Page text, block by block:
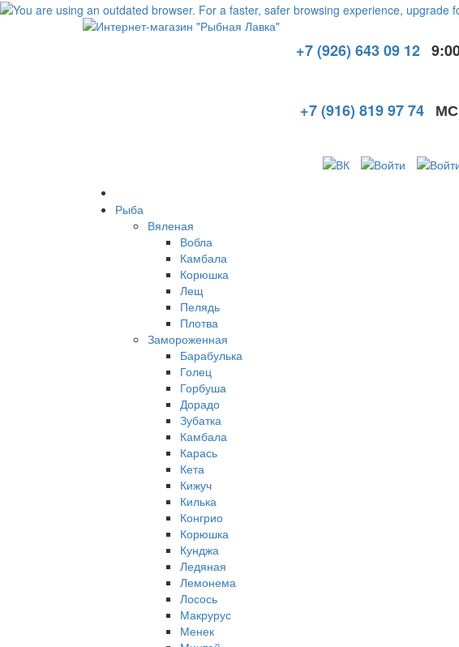
+7 (926) 643 09 12
+7 (916) 819 97 74
Рыба
Вяленая
Вобла
Камбала
Корюшка
Лещ
Пелядь
Плотва
Замороженная
Барабулька
Голец
Горбуша
Дорадо
Зубатка
Камбала
Карась
Кета
Кижуч
Килька
Конгрио
Корюшка
Кунджа
Ледяная
Лемонема
Лосось
Макрурус
Менек